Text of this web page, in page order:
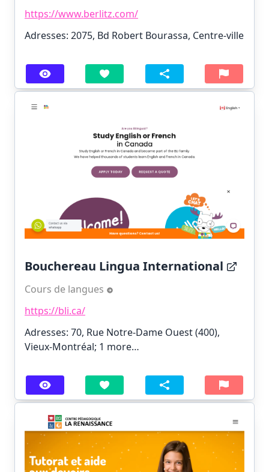
https://www.berlitz.com/
Adresses: 2075, Bd Robert Bourassa, Centre-ville
Bouchereau Lingua International
Cours de langues
https://bli.ca/
Adresses: 70, Rue Notre-Dame Ouest (400),
Vieux-Montréal; 1 more…